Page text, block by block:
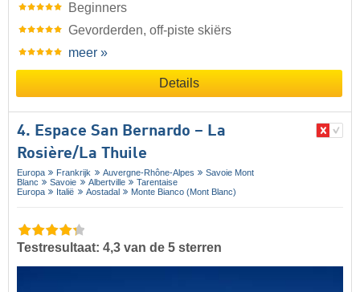
Beginners
Gevorderden, off-piste skiërs
meer »
Details
4. Espace San Bernardo – La
Rosière/​La Thuile
Europa Frankrijk Auvergne-Rhône-Alpes
Savoie Mont
Blanc
Savoie Albertville
Tarentaise
Europa
Italië Aostadal Monte Bianco (Mont Blanc)
Testresultaat: 4,3 van de 5 sterren